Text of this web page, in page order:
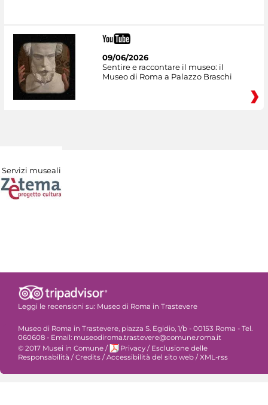
09/06/2026
Sentire e raccontare il museo: il
Museo di Roma a Palazzo Braschi
Servizi museali
Leggi le recensioni su: Museo di Roma in Trastevere
Museo di Roma in Trastevere, piazza S. Egidio, 1/b - 00153 Roma - Tel.
060608 - Email: museodiroma.trastevere@comune.roma.it
© 2017 Musei in Comune / Privacy / Esclusione delle
Responsabilità / Credits / Accessibilità del sito web / XML-rss